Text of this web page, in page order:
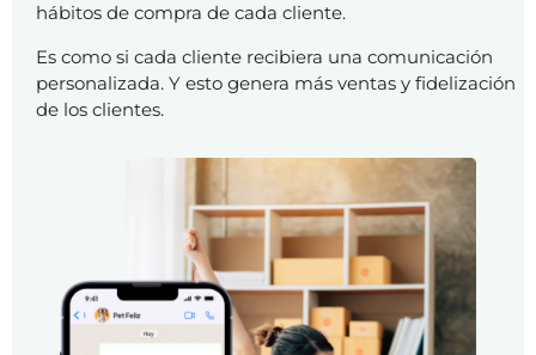
hábitos de compra de cada cliente.
Es como si cada cliente recibiera una comunicación
personalizada. Y esto genera más ventas y fidelización
de los clientes.